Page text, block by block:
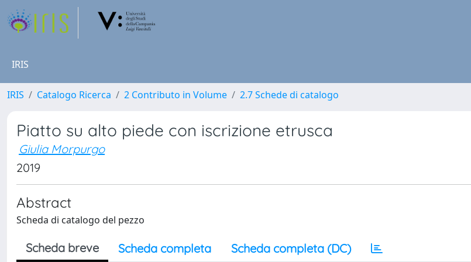
IRIS
IRIS Catalogo Ricerca 2 Contributo in Volume 2.7 Schede di catalogo
Piatto su alto piede con iscrizione etrusca
Giulia Morpurgo
2019
Abstract
Scheda di catalogo del pezzo
Scheda breve Scheda completa Scheda completa (DC)